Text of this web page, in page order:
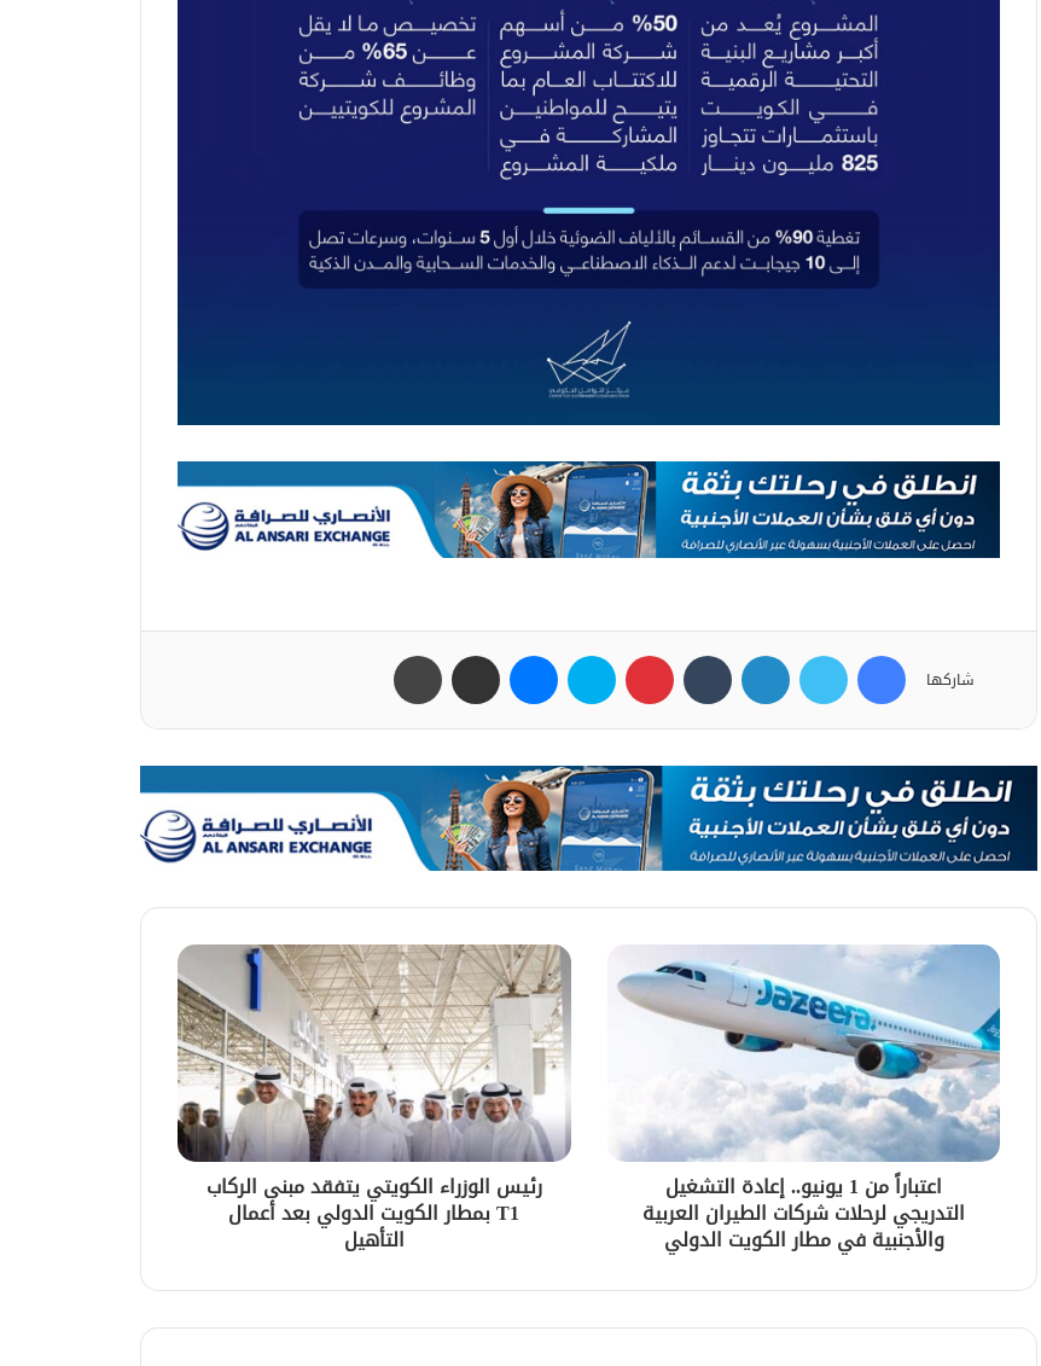
شاركها
فيسبوك تويتر لينكدإن بينتيريست سكايب ماسنجر مشاركة عبر البريد
اعتباراً من 1 يونيو.. إعادة التشغيل
التدريجي لرحلات شركات الطيران العربية
والأجنبية في مطار الكويت الدولي
رئيس الوزراء الكويتي يتفقد مبنى الركاب
T1 بمطار الكويت الدولي بعد أعمال
التأهيل